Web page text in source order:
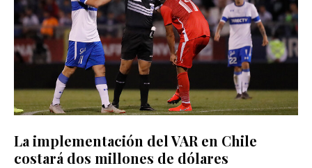
La implementación del VAR en Chile
costará dos millones de dólares